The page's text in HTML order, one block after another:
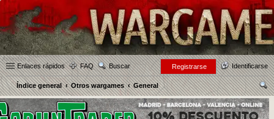
Enlaces rápidos FAQ Buscar Identificarse
Registrarse
Índice general Otros wargames
General
us
car